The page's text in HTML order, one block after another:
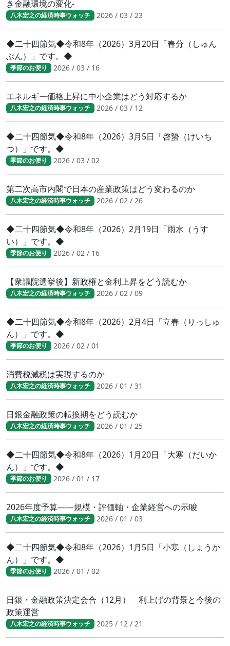
き金融環境の変化-
八木宏之の経済時事ウォッチ 2026 / 03 / 23
◆二十四節気◆令和8年（2026）3月20日「春分（しゅん
ぶん）」です。◆
季節のお便り 2026 / 03 / 16
エネルギー価格上昇に中小企業はどう対応するか
八木宏之の経済時事ウォッチ 2026 / 03 / 12
◆二十四節気◆令和8年（2026）3月5日「啓蟄（けいち
つ）」です。◆
季節のお便り 2026 / 03 / 02
第二次高市内閣で日本の産業政策はどう変わるのか
八木宏之の経済時事ウォッチ 2026 / 02 / 26
◆二十四節気◆令和8年（2026）2月19日「雨水（うす
い）」です。◆
季節のお便り 2026 / 02 / 16
【衆議院選挙後】新政権と金利上昇をどう読むか
八木宏之の経済時事ウォッチ 2026 / 02 / 09
◆二十四節気◆令和8年（2026）2月4日「立春（りっしゅ
ん）」です。◆
季節のお便り 2026 / 02 / 01
消費税減税は実現するのか
八木宏之の経済時事ウォッチ 2026 / 01 / 31
日銀金融政策の転換期をどう読むか
八木宏之の経済時事ウォッチ 2026 / 01 / 25
◆二十四節気◆令和8年（2026）1月20日「大寒（だいか
ん）」です。◆
季節のお便り 2026 / 01 / 17
2026年度予算――規模・評価軸・企業経営への示唆
八木宏之の経済時事ウォッチ 2026 / 01 / 03
◆二十四節気◆令和8年（2026）1月5日「小寒（しょうか
ん）」です。◆
季節のお便り 2026 / 01 / 02
日銀・金融政策決定会合（12月） 利上げの背景と今後の
政策運営
八木宏之の経済時事ウォッチ 2025 / 12 / 21